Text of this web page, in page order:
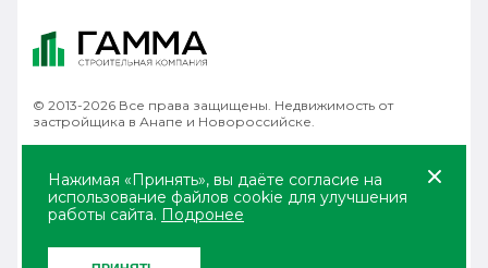
© 2013-2026 Все права защищены. Недвижимость от
застройщика в Анапе и Новороссийске.
Правила использования
Политика cookie
Любая информация, представленная на данном сайте,
Нажимая «Принять», вы даёте согласие на
использование файлов cookie для улучшения
работы сайта. Подронее